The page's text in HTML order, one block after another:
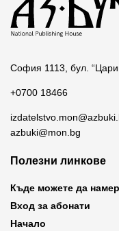
София 1113, бул.
+0700 18466
azbuki@mon.bg
Полезни линкове
Къде можете да
Вход за абонати
Начало